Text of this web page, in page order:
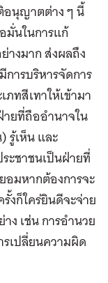
อนุญาตต่าง ๆ นี้
มั่นในการแก้
างมาก ส่งผลถึง
ารบริหารจัดการ
ทสีเทาให้เข้ามา
ายที่ถืออำนาจใน
รู้เห็น และ
ะชาชนเป็นฝ่ายที่
อมหากต้องการจะ
งก็ใคร่ยินดีจะจ่าย
ง เช่น การอำนวย
เปลี่ยนความผิด